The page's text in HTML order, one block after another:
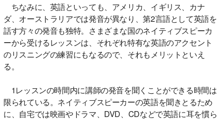
ちなみに、英語といっても、アメリカ、イギリス、カナ
ダ、オーストラリアでは発音が異なり、第2言語として英語を
話す方々の発音も独特。さまざまな国のネイティブスピーカ
ーから受けるレッスンは、それぞれ特有な英語のアクセント
のリスニングの練習にもなるので、それもメリットといえ
る。
1レッスンの時間内に講師の発音を聞くことができる時間は
限られている。ネイティブスピーカーの英語を聞きとるため
に、自宅では映画やドラマ、DVD、CDなどで英語に耳を慣ら